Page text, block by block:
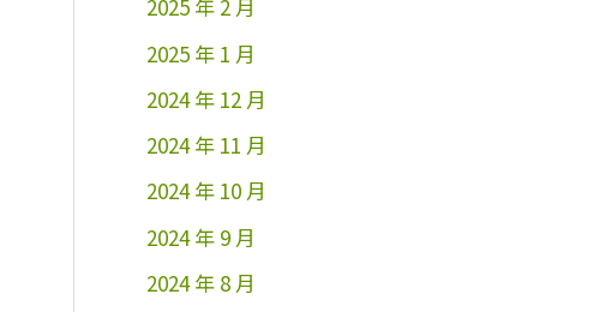
2025 年 2 月
2025 年 1 月
2024 年 12 月
2024 年 11 月
2024 年 10 月
2024 年 9 月
2024 年 8 月